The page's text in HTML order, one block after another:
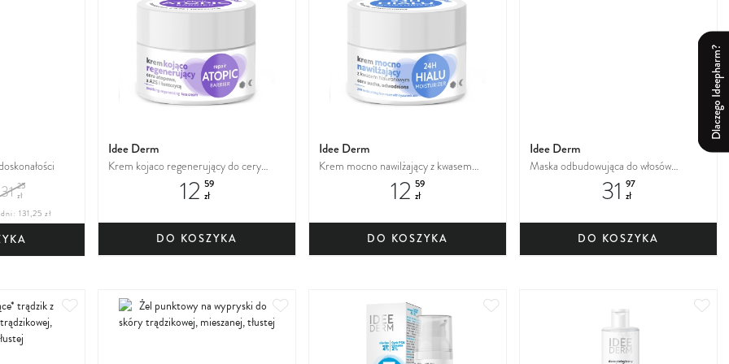
Dlaczego Ideepharm?
25
zł
131,25 zł
Idee Derm
Krem kojaco regenerujący do cery
atopowej, z AZS i łuszczycą
12 59
zł
DO KOSZYKA
Idee Derm
Krem mocno nawilżający z kwasem
12 59
zł
DO KOSZYKA
Idee Derm
Maska odbudowująca do włosów
wysokoporowatych31 97
zł
DO KOSZYKA